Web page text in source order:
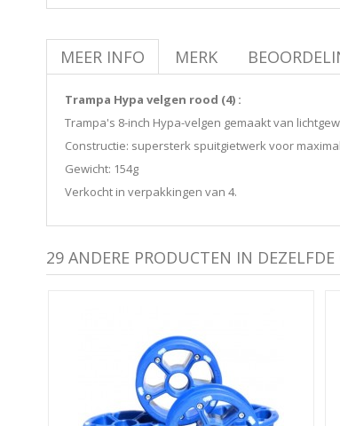
MEER INFO MERK
Trampa Hypa velgen rood (4) :
Trampa's 8-inch Hypa-velgen gemaakt van
Constructie: supersterk spuitgietwerk voor
Gewicht: 154g
Verkocht in verpakkingen van 4.
29 ANDERE PRODUCTEN IN DEZELFDE